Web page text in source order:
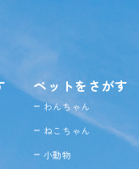
ペットをさがす
わんちゃん
ねこちゃん
小動物